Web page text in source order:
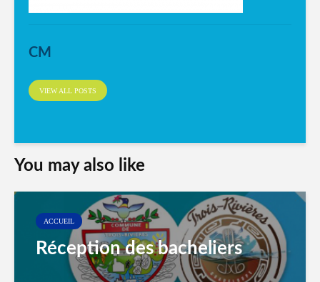
CM
VIEW ALL POSTS
You may also like
ACCUEIL
Réception des bacheliers